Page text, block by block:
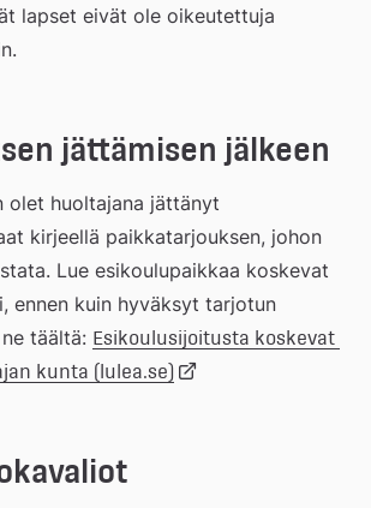
till
webbplats
lapset eivät ole oikeutettuja
jättämisen jälkeen
olet huoltajana jättänyt
kirjeellä paikkatarjouksen, johon
Lue esikoulupaikkaa koskevat
ennen kuin hyväksyt tarjotun
täältä: Esikoulusijoitusta koskevat
kunta (lulea.se) Länk